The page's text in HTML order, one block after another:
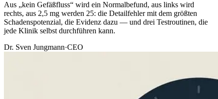
Aus „kein Gefäßfluss“ wird ein Normalbefund, aus links wird
rechts, aus 2,5 mg werden 25: die Detailfehler mit dem größten
Schadenspotenzial, die Evidenz dazu — und drei Testroutinen, die
jede Klinik selbst durchführen kann.
Dr. Sven Jungmann·CEO